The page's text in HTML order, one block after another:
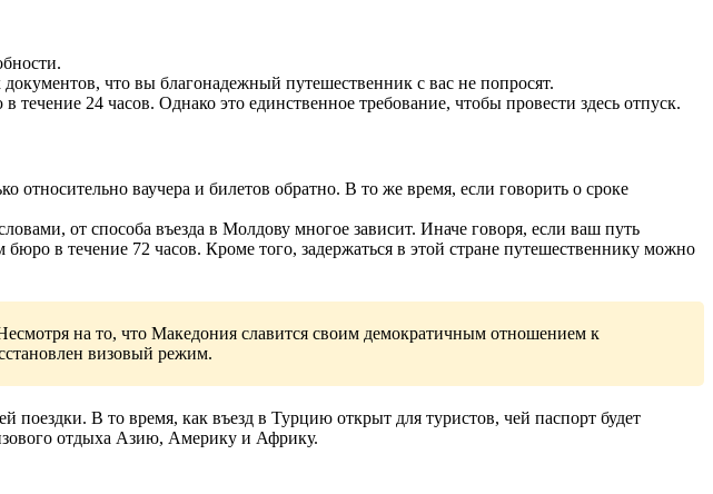
что вы благонадежный путешественник с вас не попросят.
24 часов. Однако это единственное требование, чтобы провести здесь отпуск.
ваучера и билетов обратно. В то же время, если говорить о сроке
от способа въезда в Молдову многое зависит. Иначе говоря, если ваш путь
в течение 72 часов. Кроме того, задержаться в этой стране путешественнику можно
на то, что Македония славится своим демократичным отношением к
визовый режим.
В то время, как въезд в Турцию открыт для туристов, чей паспорт будет
отдыха Азию, Америку и Африку.